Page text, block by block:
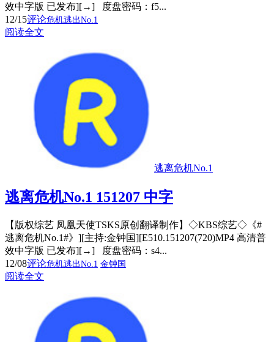
效中字版 已发布][→] 度盘密码：f5...
12/15评论危机逃出No.1
阅读全文
逃离危机No.1
逃离危机No.1 151207 中字
【版权综艺 凤凰天使TSKS原创翻译制作】◇KBS综艺◇《#
逃离危机No.1#》][主持:金钟国][E510.151207(720)MP4 高清普
效中字版 已发布][→] 度盘密码：s4...
12/08评论危机逃出No.1 金钟国
阅读全文